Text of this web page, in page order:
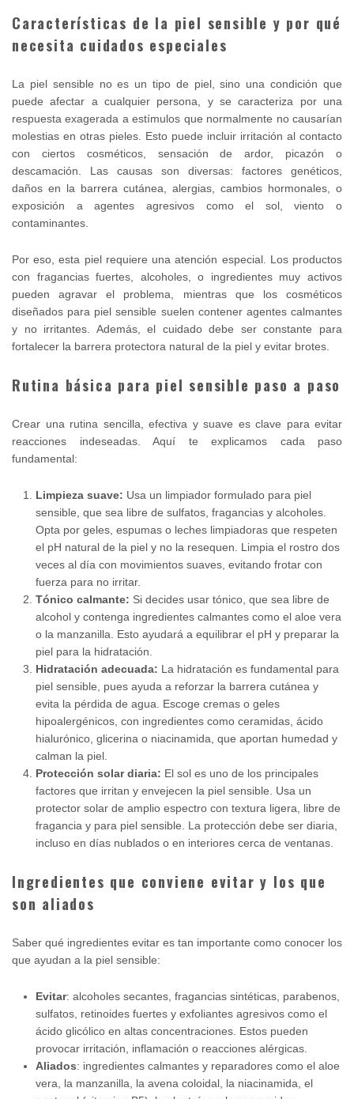
Características de la piel sensible y por qué
necesita cuidados especiales
La piel sensible no es un tipo de piel, sino una condición que
puede afectar a cualquier persona, y se caracteriza por una
respuesta exagerada a estímulos que normalmente no causarían
molestias en otras pieles. Esto puede incluir irritación al contacto
con ciertos cosméticos, sensación de ardor, picazón o
descamación. Las causas son diversas: factores genéticos,
daños en la barrera cutánea, alergias, cambios hormonales, o
exposición a agentes agresivos como el sol, viento o
contaminantes.
Por eso, esta piel requiere una atención especial. Los productos
con fragancias fuertes, alcoholes, o ingredientes muy activos
pueden agravar el problema, mientras que los cosméticos
diseñados para piel sensible suelen contener agentes calmantes
y no irritantes. Además, el cuidado debe ser constante para
fortalecer la barrera protectora natural de la piel y evitar brotes.
Rutina básica para piel sensible paso a paso
Crear una rutina sencilla, efectiva y suave es clave para evitar
reacciones indeseadas. Aquí te explicamos cada paso
fundamental:
Limpieza suave: Usa un limpiador formulado para piel
sensible, que sea libre de sulfatos, fragancias y alcoholes.
Opta por geles, espumas o leches limpiadoras que respeten
el pH natural de la piel y no la resequen. Limpia el rostro dos
veces al día con movimientos suaves, evitando frotar con
fuerza para no irritar.
Tónico calmante: Si decides usar tónico, que sea libre de
alcohol y contenga ingredientes calmantes como el aloe vera
o la manzanilla. Esto ayudará a equilibrar el pH y preparar la
piel para la hidratación.
Hidratación adecuada: La hidratación es fundamental para
piel sensible, pues ayuda a reforzar la barrera cutánea y
evita la pérdida de agua. Escoge cremas o geles
hipoalergénicos, con ingredientes como ceramidas, ácido
hialurónico, glicerina o niacinamida, que aportan humedad y
calman la piel.
Protección solar diaria: El sol es uno de los principales
factores que irritan y envejecen la piel sensible. Usa un
protector solar de amplio espectro con textura ligera, libre de
fragancia y para piel sensible. La protección debe ser diaria,
incluso en días nublados o en interiores cerca de ventanas.
Ingredientes que conviene evitar y los que
son aliados
Saber qué ingredientes evitar es tan importante como conocer los
que ayudan a la piel sensible:
Evitar: alcoholes secantes, fragancias sintéticas, parabenos,
sulfatos, retinoides fuertes y exfoliantes agresivos como el
ácido glicólico en altas concentraciones. Estos pueden
provocar irritación, inflamación o reacciones alérgicas.
Aliados: ingredientes calmantes y reparadores como el aloe
vera, la manzanilla, la avena coloidal, la niacinamida, el